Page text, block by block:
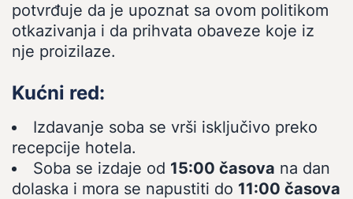
potvrđuje da je upoznat sa ovom politikom
otkazivanja i da prihvata obaveze koje iz
nje proizilaze.
Kućni red:
Izdavanje soba se vrši isključivo preko
recepcije hotela.
Soba se izdaje od 15:00 časova na dan
dolaska i mora se napustiti do 11:00 časova